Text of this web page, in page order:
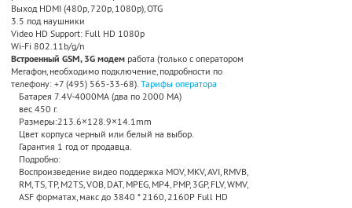
Выход HDMI (480p, 720p, 1080p), OTG
3.5 под наушники
Video HD Support: Full HD 1080p
Wi-Fi 802.11b/g/n
Встроенный GSM, 3G модем работа (только с оператором
Мегафон, необходимо подключение, подробности по
телефону: +7 (495) 565-33-68). Тарифы оператора
Батарея 7.4V-4000MA (два по 2000 МА)
вес 450 г.
Размеры:213.6×128.9×14.1mm
Цвет корпуса черный или белый на выбор.
Гарантия 1 год от продавца.
Подробно:
Воспроизведение видео поддержка MOV, MKV, AVI, RMVB,
RM, TS, TP, M2TS, VOB, DAT, MPEG, MP4, PMP, 3GP, FLV, WMV,
ASF форматах, макс до 3840 * 2160, 2160P Full HD